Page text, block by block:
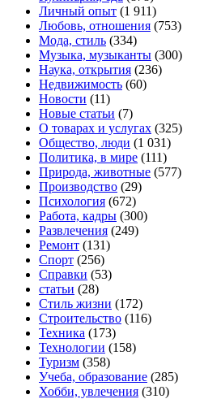
Личный опыт (1 911)
Любовь, отношения (753)
Мода, стиль (334)
Музыка, музыканты (300)
Наука, открытия (236)
Недвижимость (60)
Новости (11)
Новые статьи (7)
О товарах и услугах (325)
Общество, люди (1 031)
Политика, в мире (111)
Природа, животные (577)
Производство (29)
Психология (672)
Работа, кадры (300)
Развлечения (249)
Ремонт (131)
Спорт (256)
Справки (53)
статьи (28)
Стиль жизни (172)
Строительство (116)
Техника (173)
Технологии (158)
Туризм (358)
Учеба, образование (285)
Хобби, увлечения (310)